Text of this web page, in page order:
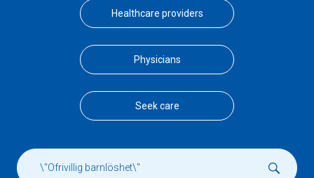
Healthcare providers
Physicians
Seek care